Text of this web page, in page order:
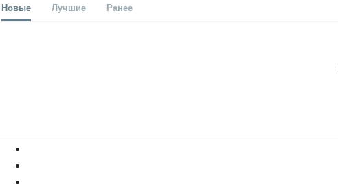
Новые Лучшие Ранее